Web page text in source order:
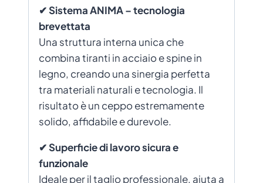
✔ Sistema ANIMA – tecnologia
brevettata
Una struttura interna unica che
combina tiranti in acciaio e spine in
legno, creando una sinergia perfetta
tra materiali naturali e tecnologia. Il
risultato è un ceppo estremamente
solido, affidabile e durevole.
✔ Superficie di lavoro sicura e
funzionale
Ideale per il taglio professionale, aiuta a